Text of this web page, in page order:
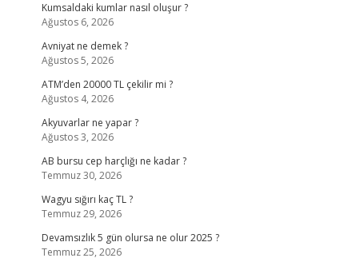
Kumsaldaki kumlar nasıl oluşur ?
Ağustos 6, 2026
Avniyat ne demek ?
Ağustos 5, 2026
ATM’den 20000 TL çekilir mi ?
Ağustos 4, 2026
Akyuvarlar ne yapar ?
Ağustos 3, 2026
AB bursu cep harçlığı ne kadar ?
Temmuz 30, 2026
Wagyu sığırı kaç TL ?
Temmuz 29, 2026
Devamsızlık 5 gün olursa ne olur 2025 ?
Temmuz 25, 2026